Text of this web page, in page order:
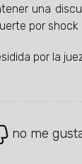
una
por
por la
no me